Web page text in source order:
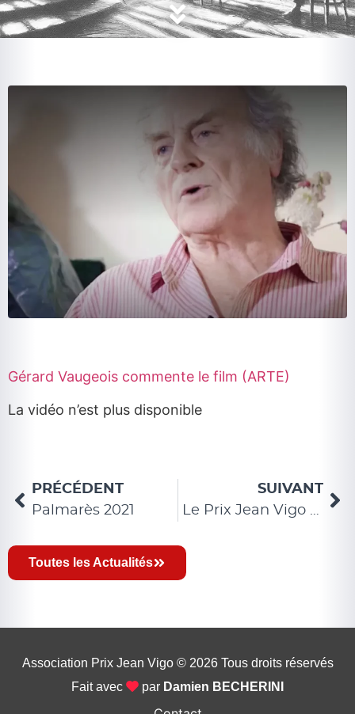
Gérard Vaugeois commente le film (ARTE)
La vidéo n’est plus disponible
PRÉCÉDENT
Palmarès 2021
SUIVANT
Le Prix Jean Vigo vu par les lauréats (part 1) propos recueillis par Laurent Perrin
Toutes les Actualités
Association Prix Jean Vigo © 2026 Tous droits réservés
Fait avec
par Damien BECHERINI